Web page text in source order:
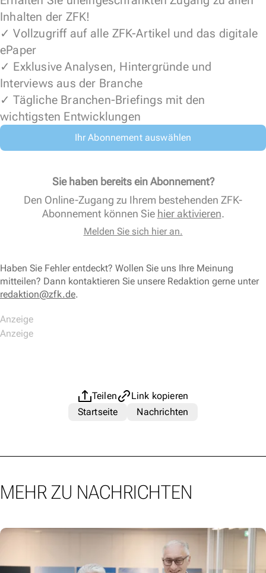
Inhalten der ZFK!
✓ Vollzugriff auf alle ZFK-Artikel und das digitale
ePaper
✓ Exklusive Analysen, Hintergründe und
Interviews aus der Branche
✓ Tägliche Branchen-Briefings mit den
wichtigsten Entwicklungen
Ihr Abonnement auswählen
Sie haben bereits ein Abonnement?
Den Online-Zugang zu Ihrem bestehenden ZFK-
Abonnement können Sie hier aktivieren.
Melden Sie sich hier an.
Haben Sie Fehler entdeckt? Wollen Sie uns Ihre Meinung
mitteilen? Dann kontaktieren Sie unsere Redaktion gerne unter
redaktion@zfk.de.
Teilen
Link kopieren
Startseite
Nachrichten
MEHR ZU NACHRICHTEN